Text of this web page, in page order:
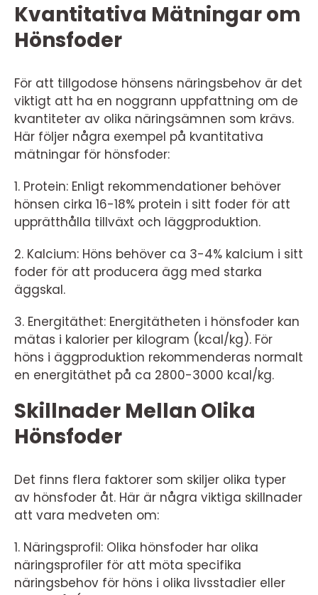
Kvantitativa Mätningar om
Hönsfoder
För att tillgodose hönsens näringsbehov är det
viktigt att ha en noggrann uppfattning om de
kvantiteter av olika näringsämnen som krävs.
Här följer några exempel på kvantitativa
mätningar för hönsfoder:
1. Protein: Enligt rekommendationer behöver
hönsen cirka 16-18% protein i sitt foder för att
upprätthålla tillväxt och läggproduktion.
2. Kalcium: Höns behöver ca 3-4% kalcium i sitt
foder för att producera ägg med starka
äggskal.
3. Energitäthet: Energitätheten i hönsfoder kan
mätas i kalorier per kilogram (kcal/kg). För
höns i äggproduktion rekommenderas normalt
en energitäthet på ca 2800-3000 kcal/kg.
Skillnader Mellan Olika
Hönsfoder
Det finns flera faktorer som skiljer olika typer
av hönsfoder åt. Här är några viktiga skillnader
att vara medveten om:
1. Näringsprofil: Olika hönsfoder har olika
näringsprofiler för att möta specifika
näringsbehov för höns i olika livsstadier eller